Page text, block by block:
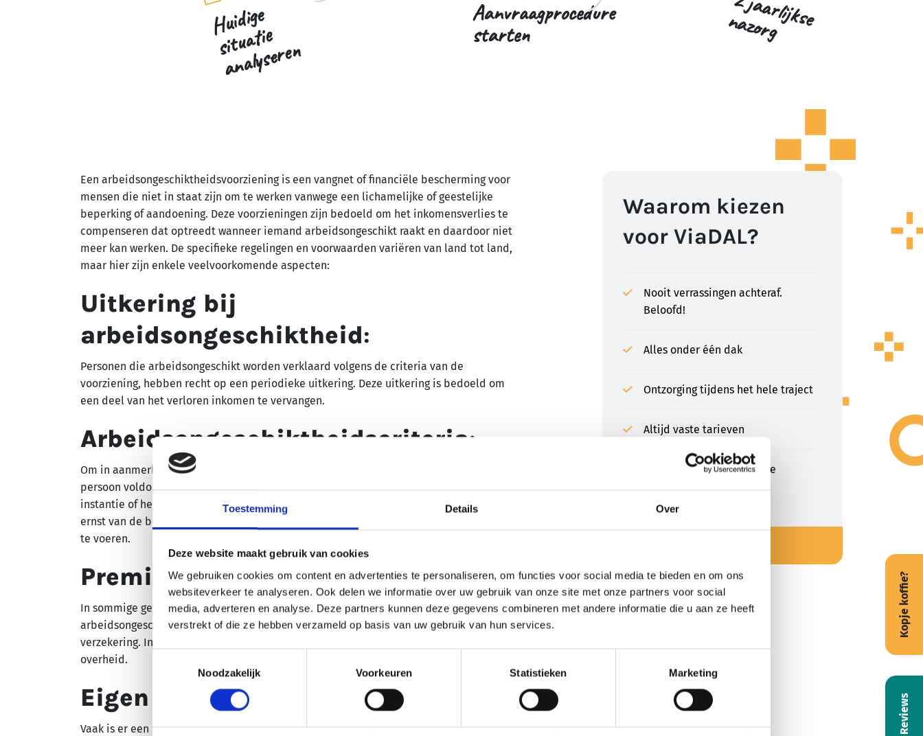
Toestemming Details Over
Deze website maakt gebruik van cookies
We gebruiken cookies om content en advertenties te personaliseren, om functies voor social media te bieden en om ons
websiteverkeer te analyseren. Ook delen we informatie over uw gebruik van onze site met onze partners voor social
media, adverteren en analyse. Deze partners kunnen deze gegevens combineren met andere informatie die u aan ze heeft
verstrekt of die ze hebben verzameld op basis van uw gebruik van hun services.
Noodzakelijk
Voorkeuren Statistieken Marketing
Reviews
Kopje koffie?
H
ui
di
g
e
si
t
u
a
ti
e
a
n
al
y
s
e
r
e
n
Aanvraagprocedure
starten n
g
Een arbeidsongeschiktheidsvoorziening is een vangnet of financiële bescherming voor
mensen die niet in staat zijn om te werken vanwege een lichamelijke of geestelijke
beperking of aandoening. Deze voorzieningen zijn bedoeld om het inkomensverlies te
compenseren dat optreedt wanneer iemand arbeidsongeschikt raakt en daardoor niet
meer kan werken. De specifieke regelingen en voorwaarden variëren van land tot land,
maar hier zijn enkele veelvoorkomende aspecten:
Uitkering bij
arbeidsongeschiktheid:
Personen die arbeidsongeschikt worden verklaard volgens de criteria van de
voorziening, hebben recht op een periodieke uitkering. Deze uitkering is bedoeld om
een deel van het verloren inkomen te vervangen.
Arbeidsongeschiktheidscriteria:
Om in aanmerking te komen voor een arbeidsongeschiktheidsuitkering, moet een
persoon voldoen aan de specifieke criteria die zijn vastgesteld door de regelgevende
instantie of het verzekeringsmaatschappij. Dit kan onder andere gebaseerd zijn op de
ernst van de beperking en het vermogen van de persoon om bepaalde soorten werk uit
te voeren.
Premiebetalingen:
In sommige gevallen betalen werknemers premies voor
arbeidsongeschiktheidsverzekeringen, vergelijkbaar met andere vormen van
verzekering. In andere gevallen worden de premies betaald door de werkgever of de
overheid.
Eigen risico en wachttijd:
Vaak is er een bepaalde wachttijd voordat een arbeidsongeschiktheidsuitkering
Waarom kiezen
voor ViaDAL?
Nooit verrassingen achteraf.
Beloofd!
Alles onder één dak
Ontzorging tijdens het hele traject
Altijd vaste tarieven
Korte lijnen tussen diverse
afdelingen.